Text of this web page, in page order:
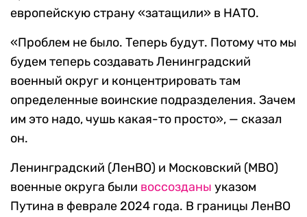
европейскую страну «затащили» в НАТО.
«Проблем не было. Теперь будут. Потому что мы
будем теперь создавать Ленинградский
военный округ и концентрировать там
определенные воинские подразделения. Зачем
им это надо, чушь какая-то просто», — сказал
он.
Ленинградский (ЛенВО) и Московский (МВО)
военные округа были воссозданы указом
Путина в феврале 2024 года. В границы ЛенВО